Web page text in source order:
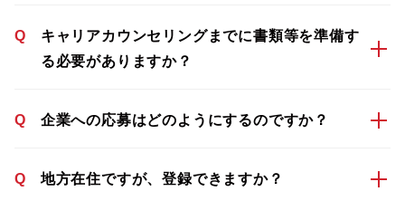
Q
キャリアカウンセリングまでに書類等を準備す
る必要がありますか？
Q 企業への応募はどのようにするのですか？
Q 地方在住ですが、登録できますか？